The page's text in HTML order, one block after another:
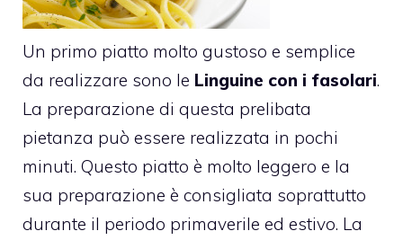
Un primo piatto molto gustoso e semplice
da realizzare sono le Linguine con i fasolari.
La preparazione di questa prelibata
pietanza può essere realizzata in pochi
minuti. Questo piatto è molto leggero e la
sua preparazione è consigliata soprattutto
durante il periodo primaverile ed estivo. La